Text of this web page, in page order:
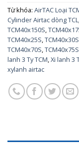
Từ khóa: AirTAC Loại
Cylinder Airtac dòng TCL
TCM40x150S,
TCM40x25S,TCM40x30S
TCM40x70S,TCM40x75S
lanh 3 Ty TCM,Xi lanh 3
xylanh airtac